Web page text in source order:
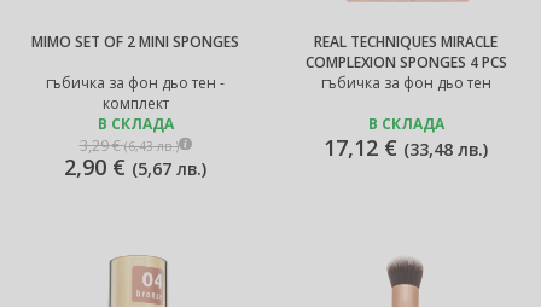
MIMO SET OF 2 MINI SPONGES
гъбичка за фон дьо тен -
комплект
В СКЛАДА
3,29 €(6,43 лв.)
2,90 € (5,67 лв.)
REAL TECHNIQUES MIRACLE
COMPLEXION SPONGES 4 PCS
гъбичка за фон дьо тен
В СКЛАДА
17,12 € (33,48 лв.)